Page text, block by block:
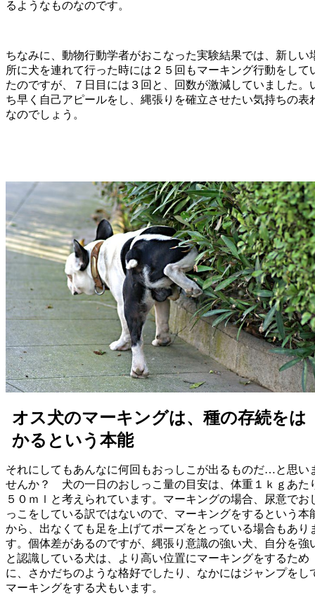
るようなものなのです。
ちなみに、動物行動学者がおこなった実験結果では、新しい
所に犬を連れて行った時には２５回もマーキング行動をして
たのですが、７日目には３回と、回数が激減していました。
ち早く自己アピールをし、縄張りを確立させたい気持ちの表
なのでしょう。
オス犬のマーキングは、種の存続をは
かるという本能
それにしてもあんなに何回もおっしこが出るものだ…と思い
せんか？ 犬の一日のおしっこ量の目安は、体重１ｋｇあた
５０ｍｌと考えられています。マーキングの場合、尿意でお
っこをしている訳ではないので、マーキングをするという本
から、出なくても足を上げてポーズをとっている場合もあり
す。個体差があるのですが、縄張り意識の強い犬、自分を強
と認識している犬は、より高い位置にマーキングをするため
に、さかだちのような格好でしたり、なかにはジャンプをし
マーキングをする犬もいます。